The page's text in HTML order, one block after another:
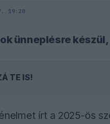
19:20
ünneplésre
TE IS!
írt a 2025-ös